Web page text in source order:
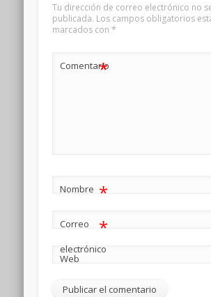
Tu dirección de correo electrónico no
publicada. Los campos obligatorios
marcados con *
Comentario
*
Nombre *
Correo
electrónico
*
Web